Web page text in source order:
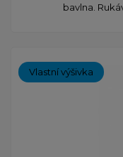
bavlna.
Vlastní výšivka